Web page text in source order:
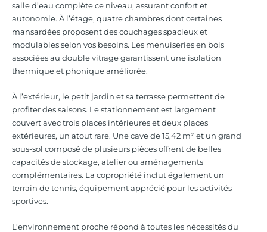
salle d’eau complète ce niveau, assurant confort et
autonomie. À l’étage, quatre chambres dont certaines
mansardées proposent des couchages spacieux et
modulables selon vos besoins. Les menuiseries en bois
associées au double vitrage garantissent une isolation
thermique et phonique améliorée.
À l’extérieur, le petit jardin et sa terrasse permettent de
profiter des saisons. Le stationnement est largement
couvert avec trois places intérieures et deux places
extérieures, un atout rare. Une cave de 15,42 m² et un grand
sous-sol composé de plusieurs pièces offrent de belles
capacités de stockage, atelier ou aménagements
complémentaires. La copropriété inclut également un
terrain de tennis, équipement apprécié pour les activités
sportives.
L’environnement proche répond à toutes les nécessités du